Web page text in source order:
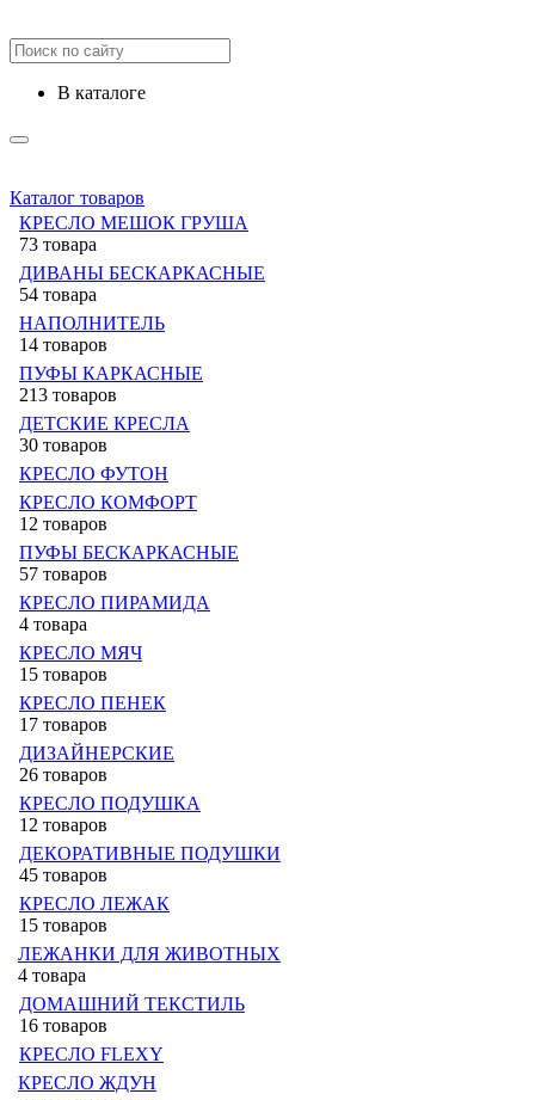
в каталоге
Каталог товаров
КРЕСЛО МЕШОК ГРУША
73 товара
ДИВАНЫ БЕСКАРКАСНЫЕ
54 товара
НАПОЛНИТЕЛЬ
14 товаров
ПУФЫ КАРКАСНЫЕ
213 товаров
ДЕТСКИЕ КРЕСЛА
30 товаров
КРЕСЛО ФУТОН
КРЕСЛО КОМФОРТ
12 товаров
ПУФЫ БЕСКАРКАСНЫЕ
57 товаров
КРЕСЛО ПИРАМИДА
4 товара
КРЕСЛО МЯЧ
15 товаров
КРЕСЛО ПЕНЕК
17 товаров
ДИЗАЙНЕРСКИЕ
26 товаров
КРЕСЛО ПОДУШКА
12 товаров
ДЕКОРАТИВНЫЕ ПОДУШКИ
45 товаров
КРЕСЛО ЛЕЖАК
15 товаров
ЛЕЖАНКИ ДЛЯ ЖИВОТНЫХ
4 товара
ДОМАШНИЙ ТЕКСТИЛЬ
16 товаров
КРЕСЛО FLEXY
КРЕСЛО ЖДУН